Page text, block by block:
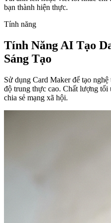
bạn thành hiện thực.
Tính năng
Tính Năng AI Tạo
Sáng Tạo
Sử dụng Card Maker để tạo
độ trung thực cao. Chất lượng tối
chia sẻ mạng xã hội.